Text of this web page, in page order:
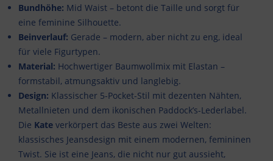
Bundhöhe: Mid Waist – betont die Taille und sorgt für
eine feminine Silhouette.
Beinverlauf: Gerade – modern, aber nicht zu eng, ideal
für viele Figurtypen.
Material: Hochwertiger Baumwollmix mit Elastan –
formstabil, atmungsaktiv und langlebig.
Design: Klassischer 5-Pocket-Stil mit dezenten Nähten,
Metallnieten und dem ikonischen Paddock’s-Lederlabel.
Die Kate verkörpert das Beste aus zwei Welten:
klassisches Jeansdesign mit einem modernen, femininen
Twist. Sie ist eine Jeans, die nicht nur gut aussieht,